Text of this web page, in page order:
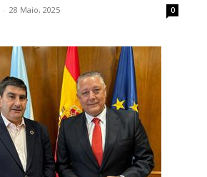
- 28 Maio, 2025 0